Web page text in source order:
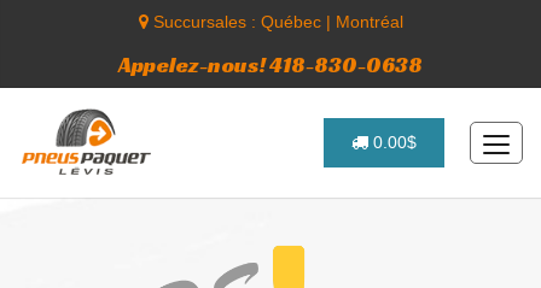
Succursales : Québec| Montréal
Appelez-nous! 418-830-0638
0.00$